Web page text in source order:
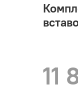
11